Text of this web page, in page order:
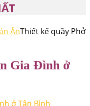
ĂnThiết kế quầy Phở
Gia Đình ở